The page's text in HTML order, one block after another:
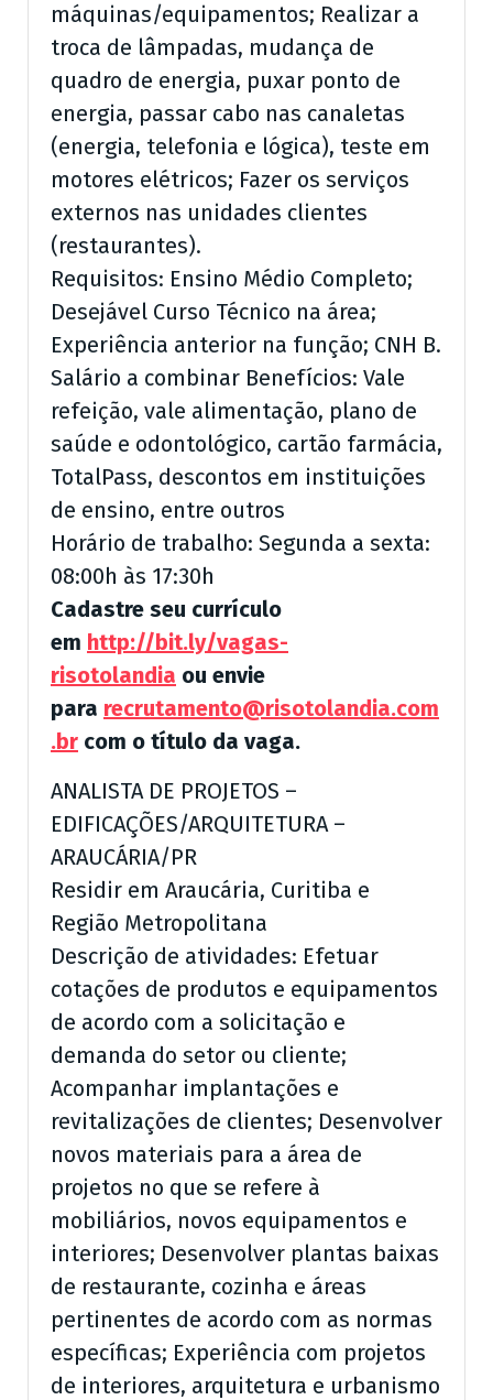
máquinas/equipamentos; Realizar a
troca de lâmpadas, mudança de
quadro de energia, puxar ponto de
energia, passar cabo nas canaletas
(energia, telefonia e lógica), teste em
motores elétricos; Fazer os serviços
externos nas unidades clientes
(restaurantes).
Requisitos: Ensino Médio Completo;
Desejável Curso Técnico na área;
Experiência anterior na função; CNH B.
Salário a combinar Benefícios: Vale
refeição, vale alimentação, plano de
saúde e odontológico, cartão farmácia,
TotalPass, descontos em instituições
de ensino, entre outros
Horário de trabalho: Segunda a sexta:
08:00h às 17:30h
Cadastre seu currículo
em http://bit.ly/vagas-
risotolandia ou envie
para recrutamento@risotolandia.com
.br com o título da vaga.
ANALISTA DE PROJETOS –
EDIFICAÇÕES/ARQUITETURA –
ARAUCÁRIA/PR
Residir em Araucária, Curitiba e
Região Metropolitana
Descrição de atividades: Efetuar
cotações de produtos e equipamentos
de acordo com a solicitação e
demanda do setor ou cliente;
Acompanhar implantações e
revitalizações de clientes; Desenvolver
novos materiais para a área de
projetos no que se refere à
mobiliários, novos equipamentos e
interiores; Desenvolver plantas baixas
de restaurante, cozinha e áreas
pertinentes de acordo com as normas
específicas; Experiência com projetos
de interiores, arquitetura e urbanismo